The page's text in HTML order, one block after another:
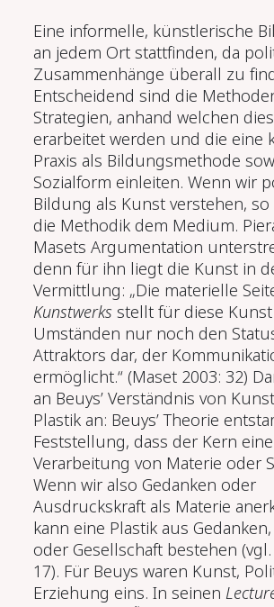
Eine informelle, künstlerische
an jedem Ort stattfinden, da
Zusammenhänge überall zu
Entscheidend sind die
Strategien, anhand welchen
erarbeitet werden und die eine
Praxis als Bildungsmethode
Sozialform einleiten. Wenn wir
Bildung als Kunst verstehen,
die Methodik dem Medium.
Masets Argumentation
denn für ihn liegt die Kunst in
Vermittlung: „Die materielle
Kunstwerks stellt für diese
Umständen nur noch den
Attraktors dar, der
ermöglicht.“ (Maset 2003: 32)
an Beuys’ Verständnis von
Plastik an: Beuys’ Theorie
Feststellung, dass der Kern
Verarbeitung von Materie oder
Wenn wir also Gedanken oder
Ausdruckskraft als Materie
kann eine Plastik aus
oder Gesellschaft bestehen
17). Für Beuys waren Kunst,
Erziehung eins. In seinen